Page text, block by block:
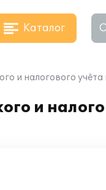
Каталог
и налогового
и